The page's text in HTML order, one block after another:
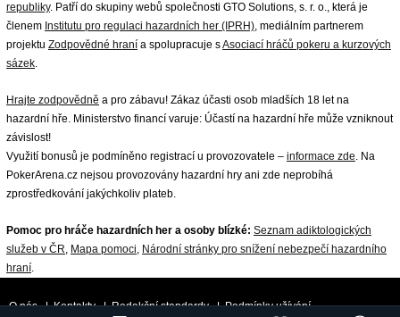
republiky. Patří do skupiny webů společnosti GTO Solutions, s. r. o., která je
členem Institutu pro regulaci hazardních her (IPRH), mediálním partnerem
projektu Zodpovědné hraní a spolupracuje sAsociací hráčů pokeru a kurzových
sázek.
Hrajte zodpovědně a pro zábavu! Zákaz účasti osob mladších 18 let na
hazardní hře. Ministerstvo financí varuje: Účastí na hazardní hře může vzniknout
závislost!
Využití bonusů je podmíněno registrací u provozovatele – informace zde. Na
PokerArena.cz nejsou provozovány hazardní hry ani zde neprobíhá
zprostředkování jakýchkoliv plateb.
Pomoc pro hráče hazardních her a osoby blízké: Seznam adiktologických
služeb v ČR, Mapa pomoci, Národní stránky pro snížení nebezpečí hazardního
hraní.
O nás|Kontakty|Redakční standardy|Podmínky užívání